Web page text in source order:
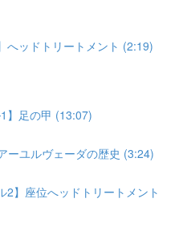
へッドトリートメント (2:19)
】足の甲 (13:07)
ーユルヴェーダの歴史 (3:24)
2】座位へッドトリートメント